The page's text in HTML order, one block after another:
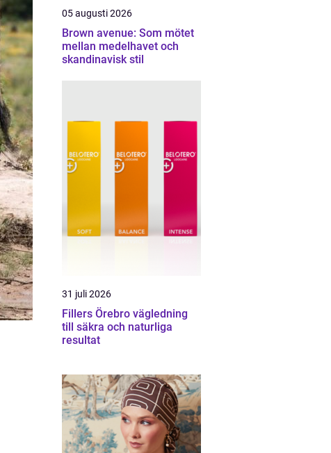
05 augusti 2026
Brown avenue: Som mötet
mellan medelhavet och
skandinavisk stil
31 juli 2026
Fillers Örebro vägledning
till säkra och naturliga
resultat